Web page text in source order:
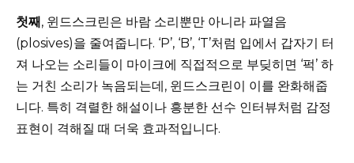
첫째 , 윈드스크린은 바람 소리뿐만 아니라 파열음
(plosives)을 줄여줍니다. ‘P’, ‘B’, ‘T’처럼 입에서 갑자기 터
져 나오는 소리들이 마이크에 직접적으로 부딪히면 ‘퍽’ 하
는 거친 소리가 녹음되는데, 윈드스크린이 이를 완화해줍
니다. 특히 격렬한 해설이나 흥분한 선수 인터뷰처럼 감정
표현이 격해질 때 더욱 효과적입니다.